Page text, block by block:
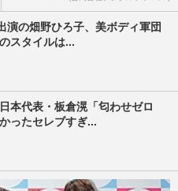
演の畑野ひろ子、美ボディ軍団
スタイルは...
本代表・板倉滉「匂わせゼロ
ったセレブすぎ...